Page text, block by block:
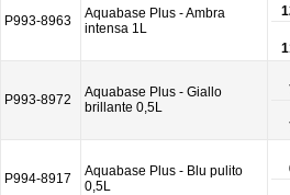
P993-8963
Aquabase Plus - Ambra
intensa 1L
P993-8972
Aquabase Plus - Giallo
brillante 0,5L
P994-8917
Aquabase Plus - Blu pulito
0,5L